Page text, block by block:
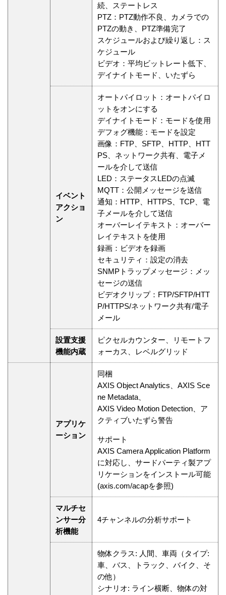
続、ステートレス
PTZ：PTZ動作不良、カメラでの
PTZの動き、PTZ準備完了
スケジュールおよび繰り返し：ス
ケジュール
ビデオ：平均ビットレート低下、
デイナイトモード、いたずら
イベント
アクショ
ン
オートパイロット：オートパイロ
ットをオンにする
デイナイトモード：モードを使用
デフォグ機能：モードを設定
画像：FTP、SFTP、HTTP、HTT
PS、ネットワーク共有、電子メ
ールを介して送信
LED：ステータスLEDの点滅
MQTT：公開メッセージを送信
通知：HTTP、HTTPS、TCP、電
子メールを介して送信
オーバーレイテキスト：オーバー
レイテキストを使用
録画：ビデオを録画
セキュリティ：設定の消去
SNMPトラップメッセージ：メッ
セージの送信
ビデオクリップ：FTP/SFTP/HTT
P/HTTPS/ネットワーク共有/電子
メール
設置支援
機能内蔵
ピクセルカウンター、リモートフ
ォーカス、レベルグリッド
アプリケ
ーション
同梱
AXIS Object Analytics、AXIS Sce
ne Metadata、
AXIS Video Motion Detection、ア
クティブいたずら警告
サポート
AXIS Camera Application Platform
に対応し、サードパーティ製アプ
リケーションをインストール可能
(axis.com/acapを参照)
マルチセ
ンサー分
析機能
4チャンネルの分析サポート
物体クラス: 人間、車両（タイプ:
車、バス、トラック、バイク、そ
の他）
シナリオ: ライン横断、物体の対